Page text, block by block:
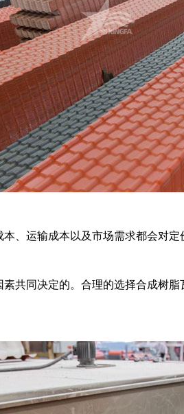
、运输成本以及市场需求都会对
共同决定的。合理的选择合成树